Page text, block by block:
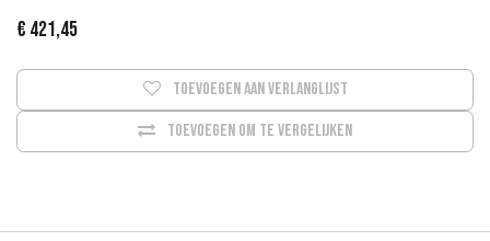
€ 421,45
Toevoegen om te vergelijken
Toevoegen aan verlanglijst